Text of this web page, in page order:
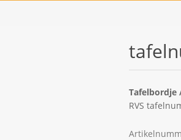
Tafelbordje
RVS